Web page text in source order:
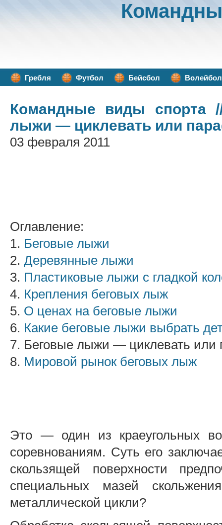
Гребля Футбол Бейсбол Волейбол
Командные виды спорта//
лыжи — циклевать или
03 февраля 2011
Оглавление:
1. Беговые лыжи
2. Деревянные лыжи
3. Пластиковые лыжи с гладкой
4. Крепления беговых лыж
5. О ценах на беговые лыжи
6. Какие беговые лыжи выбрать
7. Беговые лыжи — циклевать или
8. Мировой рынок беговых лыж
Это — один из краеугольных
соревнованиям. Суть его
скользящей поверхности
специальных мазей
металлической цикли?